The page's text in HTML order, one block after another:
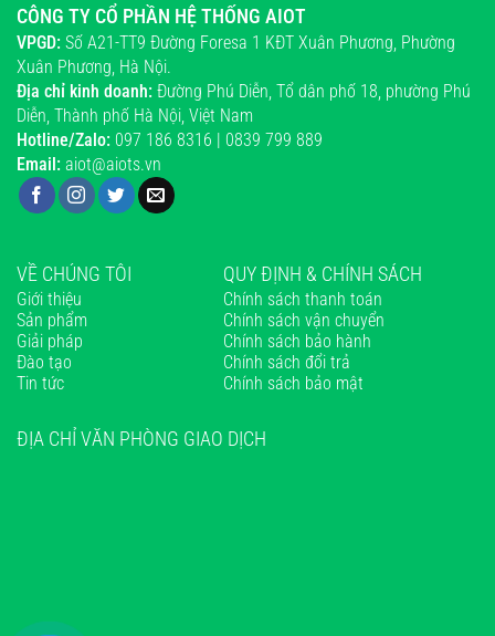
CÔNG TY CỔ PHẦN HỆ THỐNG AIOT
VPGD: Số A21-TT9 Đường Foresa 1 KĐT Xuân Phương, Phường
Xuân Phương, Hà Nội.
Địa chỉ kinh doanh: Đường Phú Diễn, Tổ dân phố 18, phường Phú
Diễn, Thành phố Hà Nội, Việt Nam
Hotline/Zalo: 097 186 8316 | 0839 799 889
Email: aiot@aiots.vn
VỀ CHÚNG TÔI
Giới thiệu
Sản phẩm
Giải pháp
Đào tạo
Tin tức
QUY ĐỊNH & CHÍNH SÁCH
Chính sách thanh toán
Chính sách vận chuyển
Chính sách bảo hành
Chính sách đổi trả
Chính sách bảo mật
ĐỊA CHỈ VĂN PHÒNG GIAO DỊCH